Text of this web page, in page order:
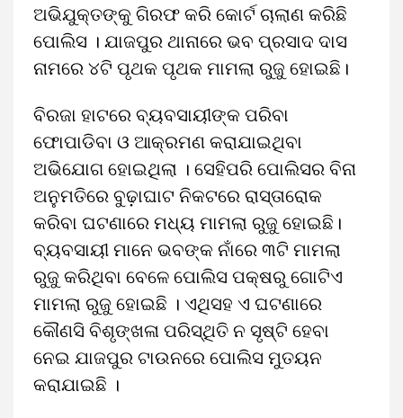
ଅଭିଯୁକ୍ତଙ୍କୁ ଗିରଫ କରି କୋର୍ଟ ଚାଲାଣ କରିଛି
ପୋଲିସ । ଯାଜପୁର ଥାନାରେ ଭବ ପ୍ରସାଦ ଦାସ
ନାମରେ ୪ଟି ପୃଥକ ପୃଥକ ମାମଲା ରୁଜୁ ହୋଇଛି।
ବିରଜା ହାଟରେ ବ୍ୟବସାୟୀଙ୍କ ପରିବା
ଫୋପାଡିବା ଓ ଆକ୍ରମଣ କରାଯାଇଥିବା
ଅଭିଯୋଗ ହୋଇଥିଲା । ସେହିପରି ପୋଲିସର ବିନା
ଅନୁମତିରେ ବୁଢ଼ାଘାଟ ନିକଟରେ ରାସ୍ତାରୋକ
କରିବା ଘଟଣାରେ ମଧ୍ୟ ମାମଲା ରୁଜୁ ହୋଇଛି।
ବ୍ୟବସାୟୀ ମାନେ ଭବଙ୍କ ନାଁରେ ୩ଟି ମାମଲା
ରୁଜୁ କରିଥିବା ବେଳେ ପୋଲିସ ପକ୍ଷରୁ ଗୋଟିଏ
ମାମଲା ରୁଜୁ ହୋଇଛି । ଏଥିସହ ଏ ଘଟଣାରେ
କୌଣସି ବିଶୃଙ୍ଖଳା ପରିସ୍ଥିତି ନ ସୃଷ୍ଟି ହେବା
ନେଇ ଯାଜପୁର ଟାଉନରେ ପୋଲିସ ମୁତୟନ
କରାଯାଇଛି ।